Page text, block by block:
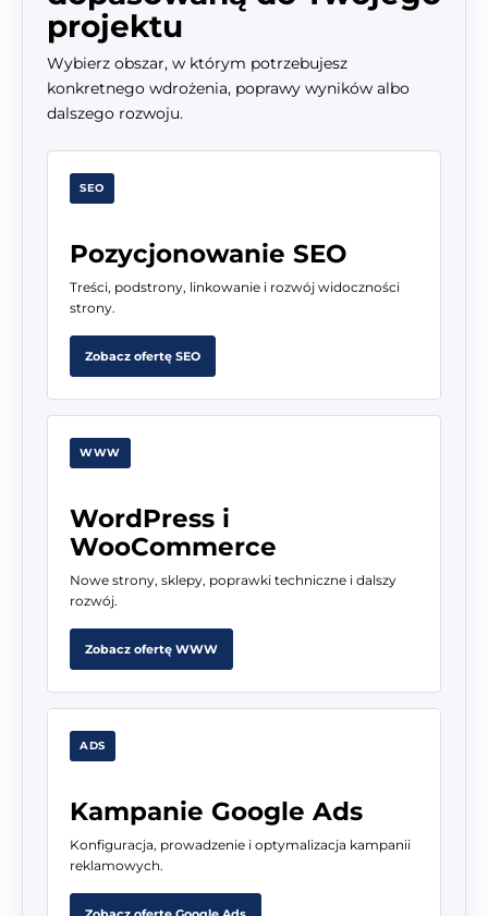
projektu
Wybierz obszar, w którym potrzebujesz
konkretnego wdrożenia, poprawy wyników albo
dalszego rozwoju.
SEO
Pozycjonowanie SEO
Treści, podstrony, linkowanie i rozwój widoczności
strony.
Zobacz ofertę SEO
WWW
WordPress i
WooCommerce
Nowe strony, sklepy, poprawki techniczne i dalszy
rozwój.
Zobacz ofertę WWW
ADS
Kampanie Google Ads
Konfiguracja, prowadzenie i optymalizacja kampanii
reklamowych.